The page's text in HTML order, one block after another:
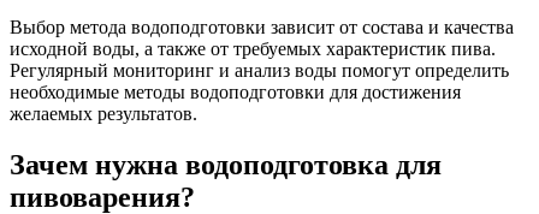
Выбор метода водоподготовки зависит от состава и качества
исходной воды, а также от требуемых характеристик пива.
Регулярный мониторинг и анализ воды помогут определить
необходимые методы водоподготовки для достижения
желаемых результатов.
Зачем нужна водоподготовка для
пивоварения?